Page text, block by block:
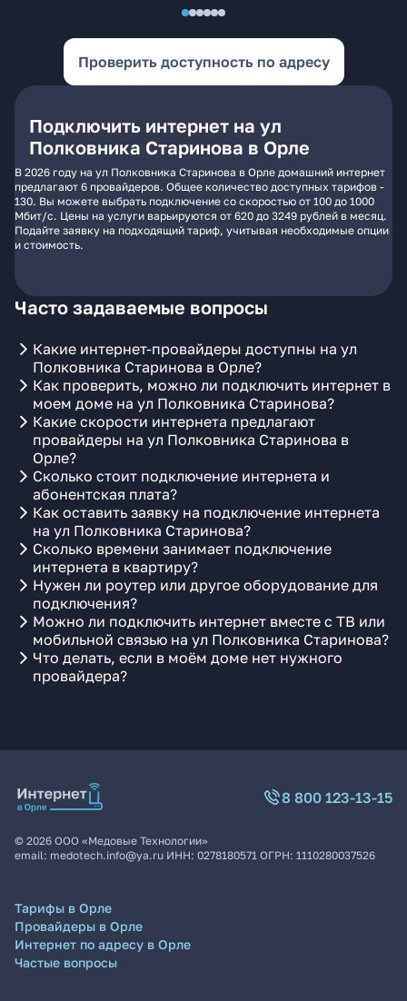
Проверить доступность по адресу
Подключить интернет на ул
Полковника Старинова в Орле
В 2026 году на ул Полковника Старинова в Орле домашний интернет
предлагают 6 провайдеров. Общее количество доступных тарифов -
130. Вы можете выбрать подключение со скоростью от 100 до 1000
Мбит/с. Цены на услуги варьируются от 620 до 3249 рублей в месяц.
Подайте заявку на подходящий тариф, учитывая необходимые опции
и стоимость.
Часто задаваемые вопросы
Какие интернет-провайдеры доступны на ул
Полковника Старинова в Орле?
Как проверить, можно ли подключить интернет в
моем доме на ул Полковника Старинова?
Какие скорости интернета предлагают
провайдеры на ул Полковника Старинова в
Орле?
Сколько стоит подключение интернета и
абонентская плата?
Как оставить заявку на подключение интернета
на ул Полковника Старинова?
Сколько времени занимает подключение
интернета в квартиру?
Нужен ли роутер или другое оборудование для
подключения?
Можно ли подключить интернет вместе с ТВ или
мобильной связью на ул Полковника Старинова?
Что делать, если в моём доме нет нужного
провайдера?
8 800 123-13-15
© 2026 ООО «Медовые Технологии»
email: medotech.info@ya.ru ИНН: 0278180571 ОГРН: 1110280037526
Тарифы в Орле
Провайдеры в Орле
Интернет по адресу в Орле
Частые вопросы